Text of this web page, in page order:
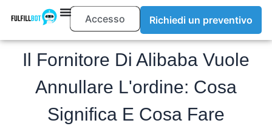
Accesso Richiedi un preventivo
Il Fornitore Di Alibaba Vuole
Annullare L'ordine: Cosa
Significa E Cosa Fare